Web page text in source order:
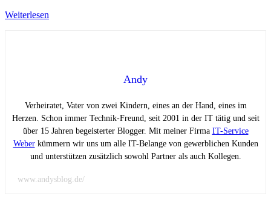
Weiterlesen
Andy
Verheiratet, Vater von zwei Kindern, eines an der Hand, eines im
Herzen. Schon immer Technik-Freund, seit 2001 in der IT tätig und seit
über 15 Jahren begeisterter Blogger. Mit meiner Firma IT-Service
Weberkümmern wir uns um alle IT-Belange von gewerblichen Kunden
und unterstützen zusätzlich sowohl Partner als auch Kollegen.
www.andysblog.de/